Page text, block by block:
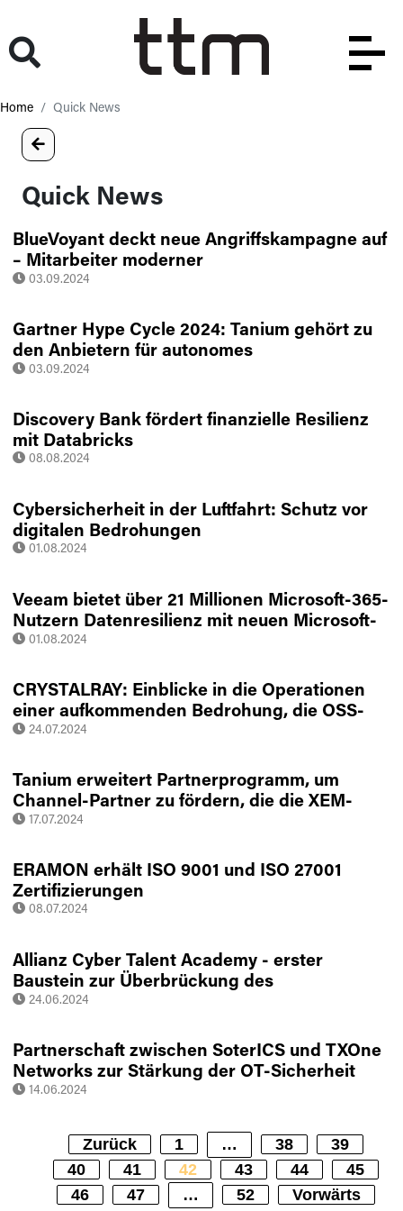
Home Quick News
Quick News
BlueVoyant deckt neue Angriffskampagne auf
– Mitarbeiter moderner
Fertigungsunternehmen im Credential
03.09.2024
Gartner Hype Cycle 2024: Tanium gehört zu
den Anbietern für autonomes
Endpointmanagement für IT Management
03.09.2024
Discovery Bank fördert finanzielle Resilienz
mit Databricks
08.08.2024
Cybersicherheit in der Luftfahrt: Schutz vor
digitalen Bedrohungen
01.08.2024
Veeam bietet über 21 Millionen Microsoft-365-
Nutzern Datenresilienz mit neuen Microsoft-
365-Backup-Speicherfunktionen für die
01.08.2024
CRYSTALRAY: Einblicke in die Operationen
einer aufkommenden Bedrohung, die OSS-
Tools ausnutzt
24.07.2024
Tanium erweitert Partnerprogramm, um
Channel-Partner zu fördern, die die XEM-
Einführung unterstützen
17.07.2024
ERAMON erhält ISO 9001 und ISO 27001
Zertifizierungen
08.07.2024
Allianz Cyber Talent Academy - erster
Baustein zur Überbrückung des
Cybersecurity-Fachkräftemangels
24.06.2024
Partnerschaft zwischen SoterICS und TXOne
Networks zur Stärkung der OT-Sicherheit
beschlossen
14.06.2024
Zurück 1 … 38
39
40
41 42 43 44
45
46
47 … 52 Vorwärts